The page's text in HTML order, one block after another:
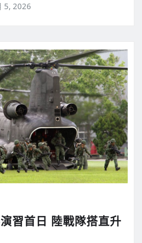
5, 2026
習首日 陸戰隊搭直升